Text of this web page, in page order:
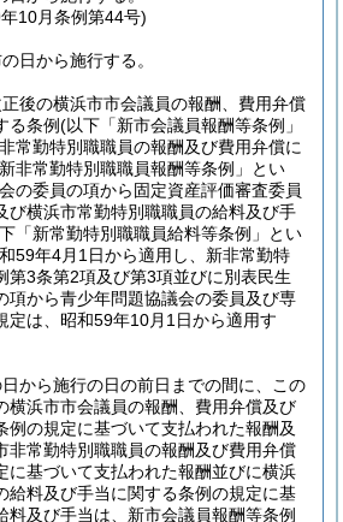
10月条例第44号)
日から施行する。
後の横浜市市会議員の報酬、費用弁償
る条例(以下「新市会議員報酬等条例」
非常勤特別職職員の報酬及び費用弁償に
非常勤特別職職員報酬等条例」とい
の委員の項から固定資産評価審査委員
び横浜市常勤特別職職員の給料及び手
「新常勤特別職職員給料等条例」とい
59年4月1日から適用し、新非常勤特
第3条第2項及び第3項並びに別表民生
項から青少年問題協議会の委員及び専
定は、昭和59年10月1日から適用す
から施行の日の前日までの間に、この
横浜市市会議員の報酬、費用弁償及び
例の規定に基づいて支払われた報酬及
非常勤特別職職員の報酬及び費用弁償
に基づいて支払われた報酬並びに横浜
給料及び手当に関する条例の規定に基
料及び手当は、新市会議員報酬等条例